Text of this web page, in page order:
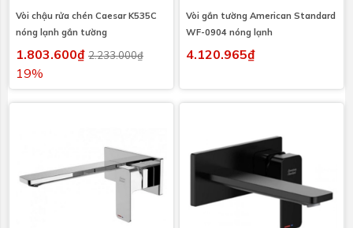
Vòi chậu rửa chén Caesar K535C
nóng lạnh gắn tường
1.803.600₫ 2.233.000₫
19%
Vòi gắn tường American Standard
WF-0904 nóng lạnh
4.120.965₫